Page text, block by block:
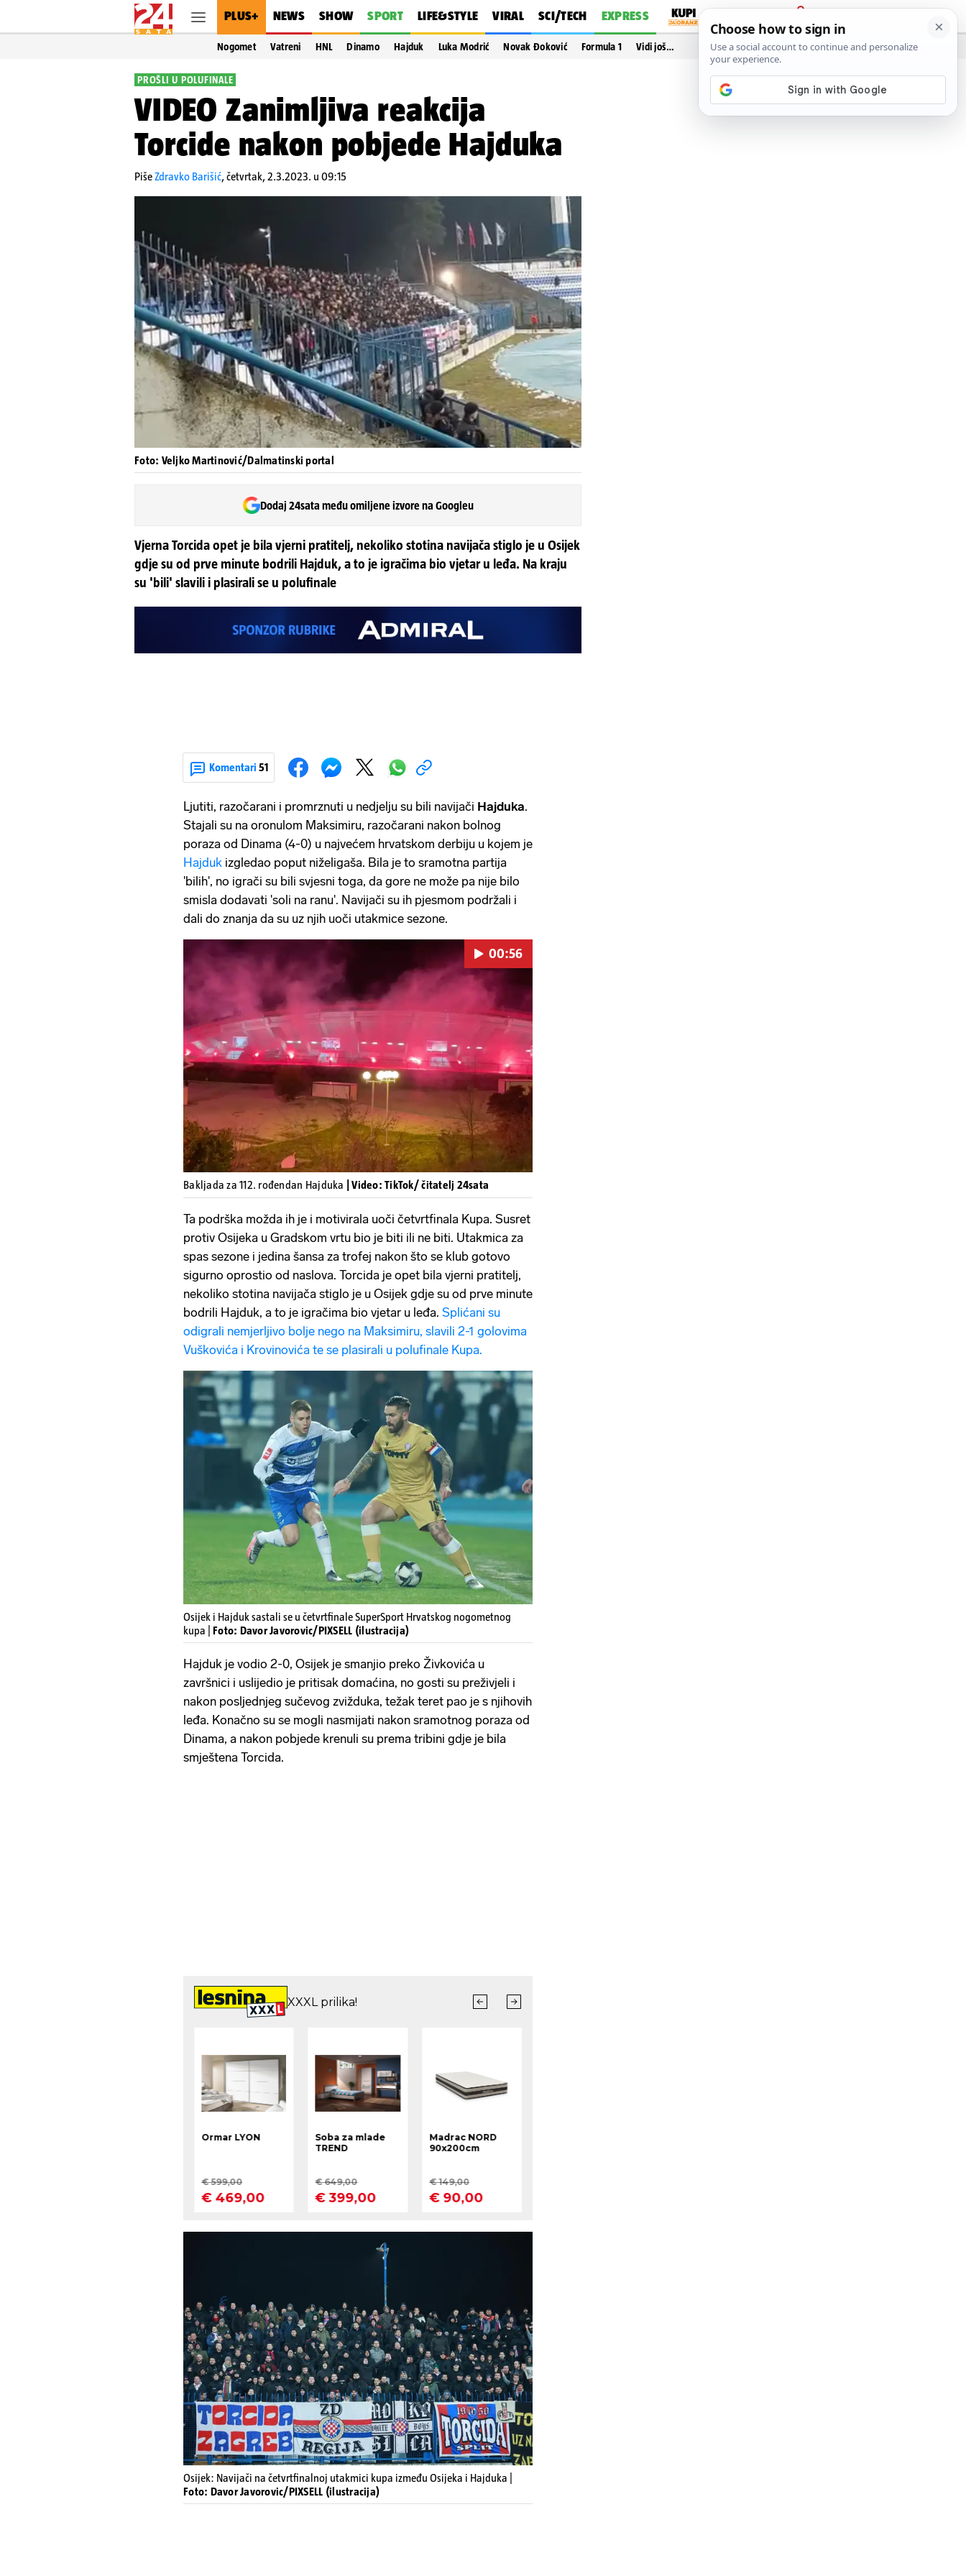
PLUS+ NEWS SHOW SPORT LIFE&STYLE VIRAL SCI/TECH EXPRESS
PRIJAVA
Nogomet Vatreni HNL Dinamo Hajduk Luka Modrić Novak Đoković Formula 1 Vidi još…
PROŠLI U POLUFINALE
VIDEO Zanimljiva reakcija
Torcide nakon pobjede Hajduka
PišeZdravko Barišić,četvrtak, 2.3.2023. u 09:15
Foto: Veljko Martinović/Dalmatinski portal
Dodaj 24sata među omiljene izvore na Googleu
Vjerna Torcida opet je bila vjerni pratitelj, nekoliko stotina navijača stiglo je u Osijek
gdje su od prve minute bodrili Hajduk, a to je igračima bio vjetar u leđa. Na kraju
su 'bili' slavili i plasirali se u polufinale
Komentari 51
Ljutiti, razočarani i promrznuti u nedjelju su bili navijači Hajduka.
Stajali su na oronulom Maksimiru, razočarani nakon bolnog
poraza od Dinama (4-0) u najvećem hrvatskom derbiju u kojem je
Hajduk izgledao poput niželigaša. Bila je to sramotna partija
'bilih', no igrači su bili svjesni toga, da gore ne može pa nije bilo
smisla dodavati 'soli na ranu'. Navijači su ih pjesmom podržali i
dali do znanja da su uz njih uoči utakmice sezone.
Pokretanje videa...
00:56
Bakljada za 112. rođendan Hajduka | Video: TikTok/ čitatelj 24sata
Ta podrška možda ih je i motivirala uoči četvrtfinala Kupa. Susret
protiv Osijeka u Gradskom vrtu bio je biti ili ne biti. Utakmica za
spas sezone i jedina šansa za trofej nakon što se klub gotovo
sigurno oprostio od naslova. Torcida je opet bila vjerni pratitelj,
nekoliko stotina navijača stiglo je u Osijek gdje su od prve minute
bodrili Hajduk, a to je igračima bio vjetar u leđa. Splićani su
odigrali nemjerljivo bolje nego na Maksimiru, slavili 2-1 golovima
Vuškovića i Krovinovića te se plasirali u polufinale Kupa.
Osijek i Hajduk sastali se u četvrtfinale SuperSport Hrvatskog nogometnog
kupa | Foto: Davor Javorovic/PIXSELL (ilustracija)
Hajduk je vodio 2-0, Osijek je smanjio preko Živkovića u
završnici i uslijedio je pritisak domaćina, no gosti su preživjeli i
nakon posljednjeg sučevog zvižduka, težak teret pao je s njihovih
leđa. Konačno su se mogli nasmijati nakon sramotnog poraza od
Dinama, a nakon pobjede krenuli su prema tribini gdje je bila
smještena Torcida.
Osijek: Navijači na četvrtfinalnoj utakmici kupa između Osijeka i Hajduka |
Foto: Davor Javorovic/PIXSELL (ilustracija)